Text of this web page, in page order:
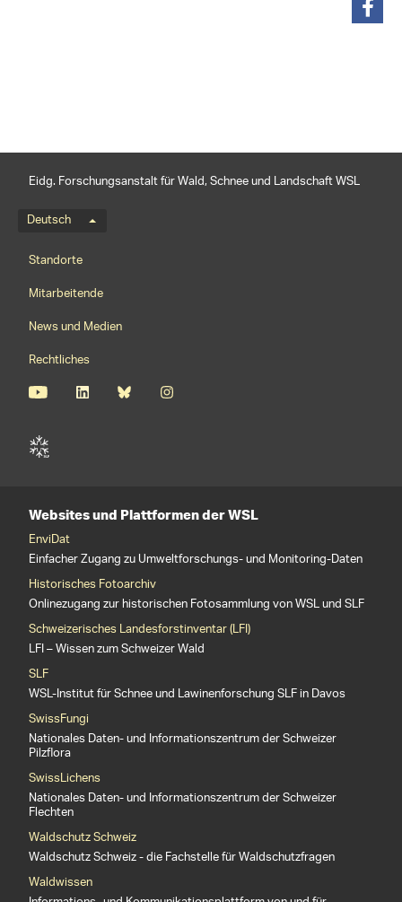
Eidg. Forschungsanstalt für Wald, Schnee und Landschaft WSL
Sprachmenü
Deutsch
Footernavigation
Standorte
Mitarbeitende
News und Medien
Rechtliches
Websites und Plattformen der WSL
EnviDat
Einfacher Zugang zu Umweltforschungs- und Monitoring-Daten
Historisches Fotoarchiv
Onlinezugang zur historischen Fotosammlung von WSL und SLF
Schweizerisches Landesforstinventar (LFI)
LFI – Wissen zum Schweizer Wald
SLF
WSL-Institut für Schnee und Lawinenforschung SLF in Davos
SwissFungi
Nationales Daten- und Informationszentrum der Schweizer
Pilzflora
SwissLichens
Nationales Daten- und Informationszentrum der Schweizer
Flechten
Waldschutz Schweiz
Waldschutz Schweiz - die Fachstelle für Waldschutzfragen
Waldwissen